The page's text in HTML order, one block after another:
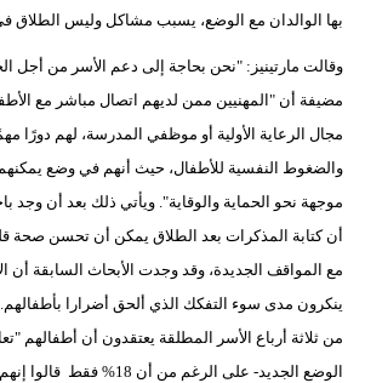
بها الوالدان مع الوضع، يسبب مشاكل وليس الطلاق
وقالت مارتينيز: "نحن بحاجة إلى دعم الأسر من أجل
مضيفة أن "المهنيين ممن لديهم اتصال مباشر مع
مجال الرعاية الأولية أو موظفي المدرسة، لهم دورًا
والضغوط النفسية للأطفال، حيث أنهم في وضع
موجهة نحو الحماية والوقاية". ويأتي ذلك بعد أن وجد
أن كتابة المذكرات بعد الطلاق يمكن أن تحسن صحة
مع المواقف الجديدة، وقد وجدت الأبحاث السابقة أن
ينكرون مدى سوء التفكك الذي ألحق أضرارا
من ثلاثة أرباع الأسر المطلقة يعتقدون أن أطفالهم
الوضع الجديد- على الرغم من